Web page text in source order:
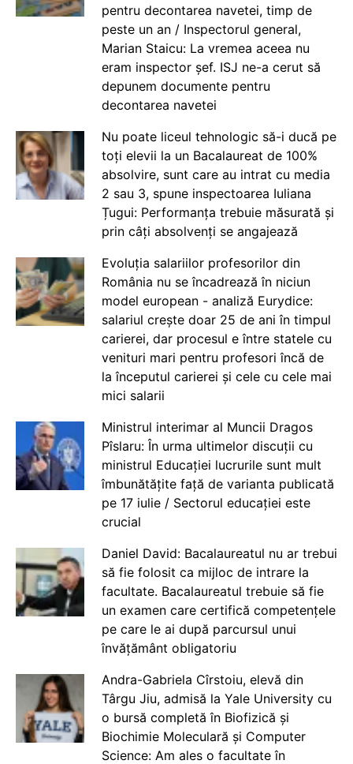
pentru decontarea navetei, timp de
peste un an / Inspectorul general,
Marian Staicu: La vremea aceea nu
eram inspector șef. ISJ ne-a cerut să
depunem documente pentru
decontarea navetei
Nu poate liceul tehnologic să-i ducă pe
toți elevii la un Bacalaureat de 100%
absolvire, sunt care au intrat cu media
2 sau 3, spune inspectoarea Iuliana
Țugui: Performanța trebuie măsurată și
prin câți absolvenți se angajează
Evoluția salariilor profesorilor din
România nu se încadrează în niciun
model european - analiză Eurydice:
salariul crește doar 25 de ani în timpul
carierei, dar procesul e între statele cu
venituri mari pentru profesori încă de
la începutul carierei și cele cu cele mai
mici salarii
Ministrul interimar al Muncii Dragos
Pîslaru: În urma ultimelor discuții cu
ministrul Educației lucrurile sunt mult
îmbunătățite față de varianta publicată
pe 17 iulie / Sectorul educației este
crucial
Daniel David: Bacalaureatul nu ar trebui
să fie folosit ca mijloc de intrare la
facultate. Bacalaureatul trebuie să fie
un examen care certifică competențele
pe care le ai după parcursul unui
învățământ obligatoriu
Andra-Gabriela Cîrstoiu, elevă din
Târgu Jiu, admisă la Yale University cu
o bursă completă în Biofizică și
Biochimie Moleculară și Computer
Science: Am ales o facultate în